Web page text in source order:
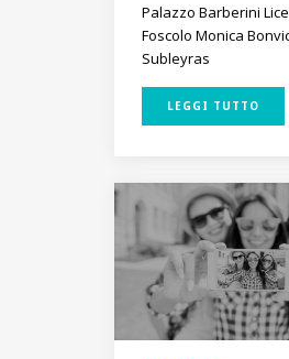
Palazzo Barberini
Foscolo Monica
Subleyras
LEGGI TUTTO